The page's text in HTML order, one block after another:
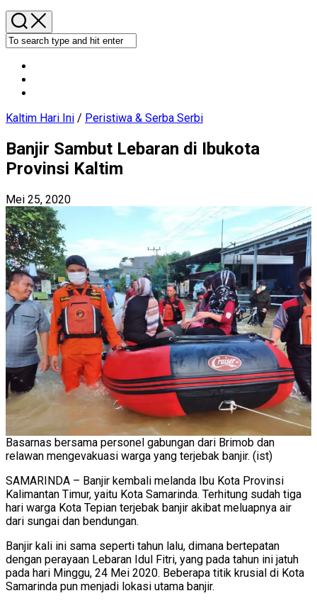
Kaltim Hari Ini / Peristiwa & Serba Serbi
Banjir Sambut Lebaran di Ibukota
Provinsi Kaltim
Mei 25, 2020
Basarnas bersama personel gabungan dari Brimob dan
relawan mengevakuasi warga yang terjebak banjir. (ist)
SAMARINDA – Banjir kembali melanda Ibu Kota Provinsi
Kalimantan Timur, yaitu Kota Samarinda. Terhitung sudah tiga
hari warga Kota Tepian terjebak banjir akibat meluapnya air
dari sungai dan bendungan.
Banjir kali ini sama seperti tahun lalu, dimana bertepatan
dengan perayaan Lebaran Idul Fitri, yang pada tahun ini jatuh
pada hari Minggu, 24 Mei 2020. Beberapa titik krusial di Kota
Samarinda pun menjadi lokasi utama banjir.